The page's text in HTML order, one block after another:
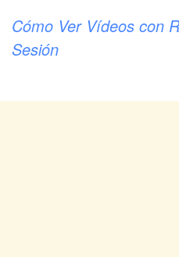
Cómo Ver Vídeos con
Sesión